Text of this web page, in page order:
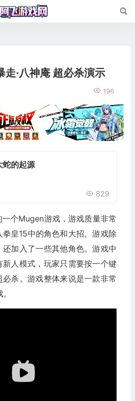
走·八神庵 超必杀演示
196
蛇的起源
829
个Mugen游戏，游戏质量非常
皇15中的角色和大招。游戏除
加入了一些其他角色。游戏中
人模式，玩家只需要按一个键
杀。游戏整体来说是一款非常